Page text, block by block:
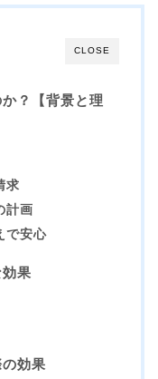
CLOSE
？【背景と理
求
計画
で安心
果
効果